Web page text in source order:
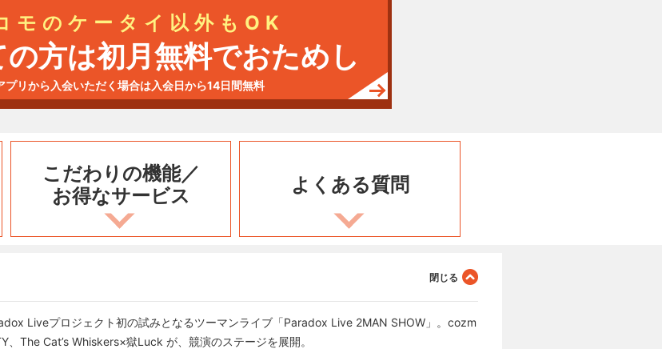
モのケータイ以外もOK
方は初月無料でおためし
プリから入会いただく場合は入会日から14日間無料
こだわりの機能／
お得なサービス
よくある質問
Liveプロジェクト初の試みとなるツーマンライブ「Paradox Live 2MAN SHOW」。cozm
The Cat’s Whiskers×獄Luck が、競演のステージを展開。